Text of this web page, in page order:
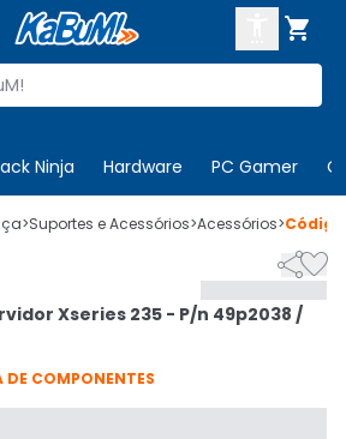

Ninja Hardware PC Gamer
conta
CADASTRE-SE
>Suportes e Acessórios>Acessórios>

Xseries 235 - P/n 49p2038 /
DE COMPONENTES